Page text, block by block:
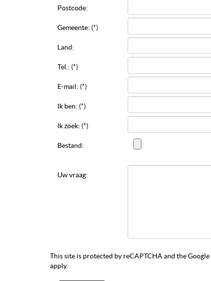
Postcode:
Gemeente: (*)
Land:
Tel.: (*)
E-mail: (*)
Ik ben: (*)
Ik zoek: (*)
Bestand:
Uw vraag:
This site is protected by reCAPTCHA and the Google
apply.